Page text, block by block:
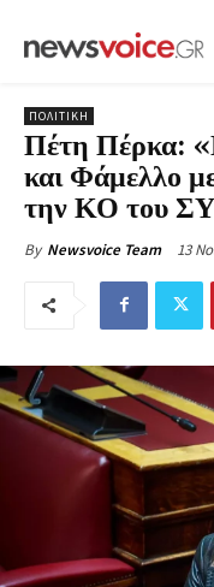
ΠΟΛΙΤΙΚΗ
Πέτη Πέρκα:
και Φάμελλο
την ΚΟ του
By Newsvoice Team 13